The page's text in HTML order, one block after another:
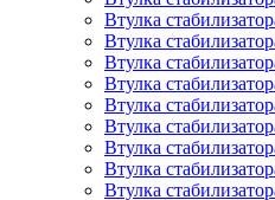
Втулка
Втулка
Втулка
Втулка
Втулка
Втулка
Втулка
Втулка
Втулка